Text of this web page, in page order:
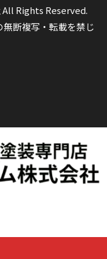
Rights Reserved.
無断複写・転載を禁じ